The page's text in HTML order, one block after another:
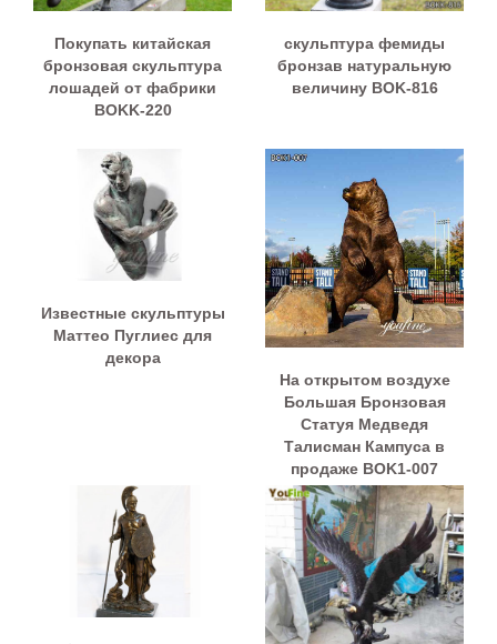
Покупать китайская
бронзовая скульптура
лошадей от фабрики
BOKK-220
скульптура фемиды
бронзав натуральную
величину BOK-816
Известные скульптуры
Маттео Пуглиес для
декора
На открытом воздухе
Большая Бронзовая
Статуя Медведя
Талисман Кампуса в
продаже BOK1-007